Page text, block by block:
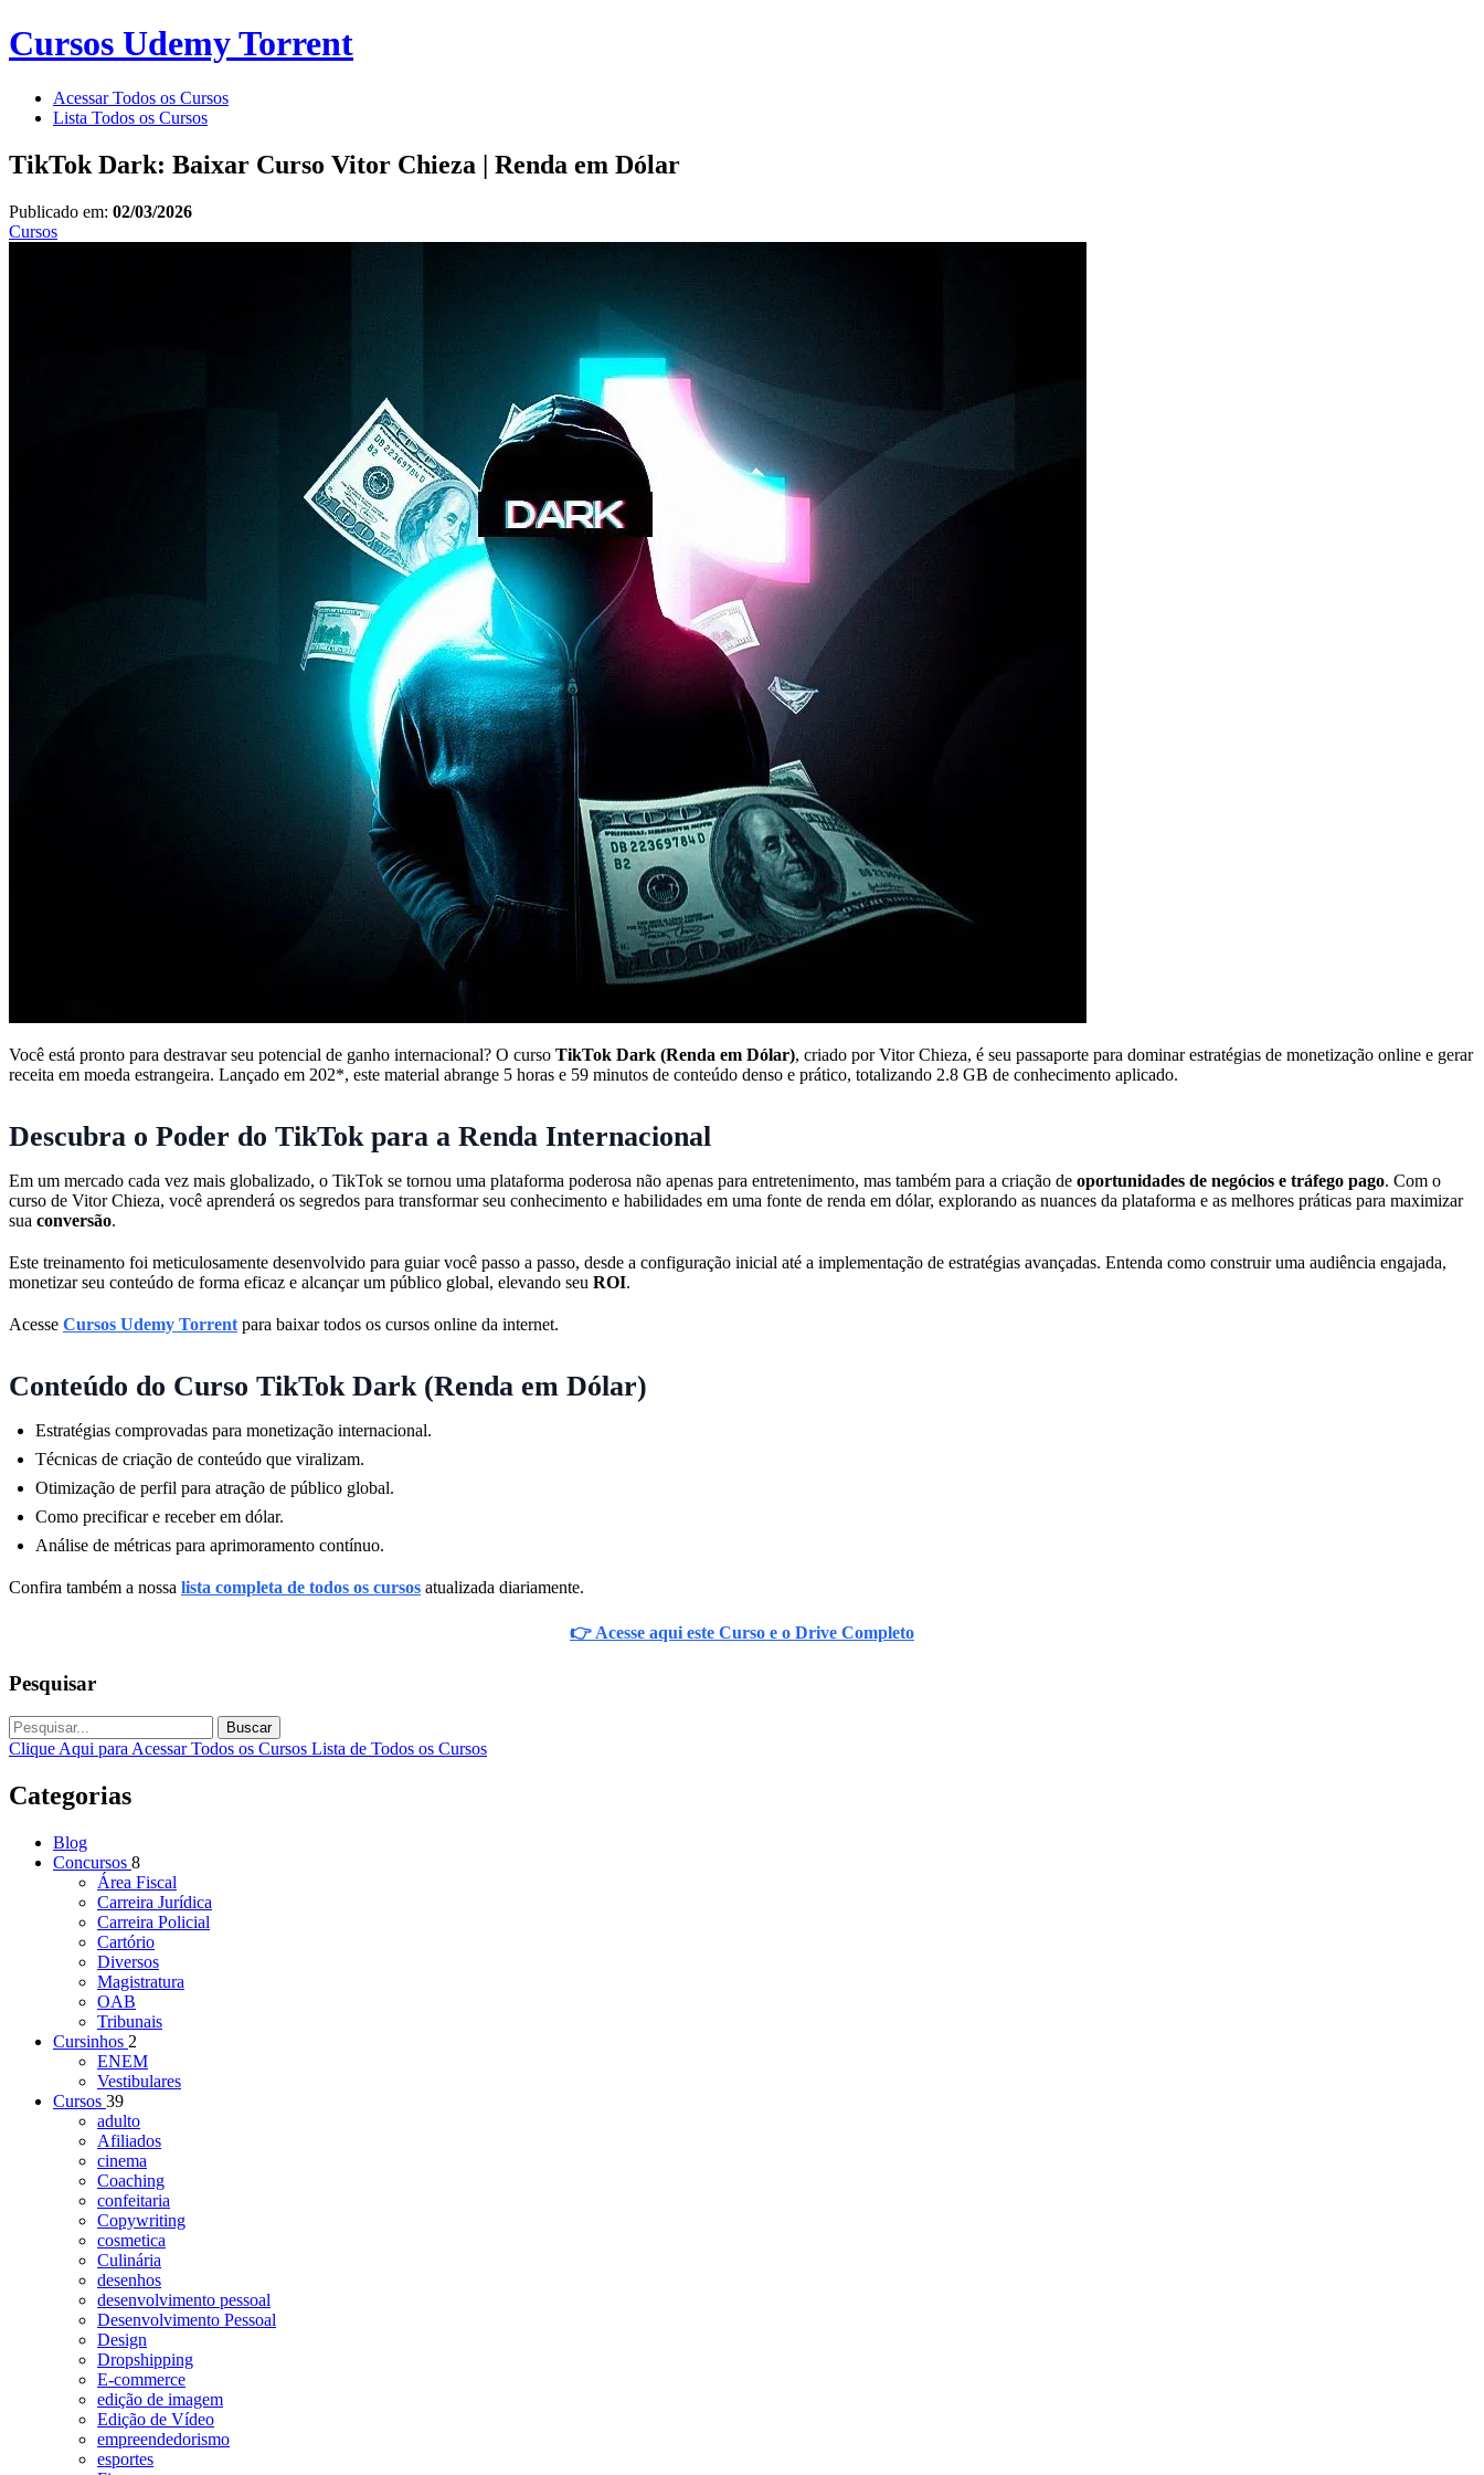
Cursos Udemy Torrent
Acessar Todos os Cursos
Lista Todos os Cursos
TikTok Dark: Baixar Curso Vitor Chieza | Renda em Dólar
Publicado em: 02/03/2026
Cursos
Você está pronto para destravar seu potencial de ganho internacional? O curso TikTok Dark (Renda em Dólar), criado por Vitor Chieza, é seu passaporte para dominar estratégias de monetização online e gerar
receita em moeda estrangeira. Lançado em 202*, este material abrange 5 horas e 59 minutos de conteúdo denso e prático, totalizando 2.8 GB de conhecimento aplicado.
Descubra o Poder do TikTok para a Renda Internacional
Em um mercado cada vez mais globalizado, o TikTok se tornou uma plataforma poderosa não apenas para entretenimento, mas também para a criação de oportunidades de negócios e tráfego pago. Com o
curso de Vitor Chieza, você aprenderá os segredos para transformar seu conhecimento e habilidades em uma fonte de renda em dólar, explorando as nuances da plataforma e as melhores práticas para maximizar
sua conversão.
Este treinamento foi meticulosamente desenvolvido para guiar você passo a passo, desde a configuração inicial até a implementação de estratégias avançadas. Entenda como construir uma audiência engajada,
monetizar seu conteúdo de forma eficaz e alcançar um público global, elevando seu ROI.
Acesse Cursos Udemy Torrent para baixar todos os cursos online da internet.
Conteúdo do Curso TikTok Dark (Renda em Dólar)
Estratégias comprovadas para monetização internacional.
Técnicas de criação de conteúdo que viralizam.
Otimização de perfil para atração de público global.
Como precificar e receber em dólar.
Análise de métricas para aprimoramento contínuo.
Confira também a nossa lista completa de todos os cursos atualizada diariamente.
👉 Acesse aqui este Curso e o Drive Completo
Pesquisar
Buscar
Clique Aqui para Acessar Todos os Cursos Lista de Todos os Cursos
Categorias
Blog
Concursos 8
Área Fiscal
Carreira Jurídica
Carreira Policial
Cartório
Diversos
Magistratura
OAB
Tribunais
Cursinhos 2
ENEM
Vestibulares
Cursos 39
adulto
Afiliados
cinema
Coaching
confeitaria
Copywriting
cosmetica
Culinária
desenhos
desenvolvimento pessoal
Desenvolvimento Pessoal
Design
Dropshipping
E-commerce
edição de imagem
Edição de Vídeo
empreendedorismo
esportes